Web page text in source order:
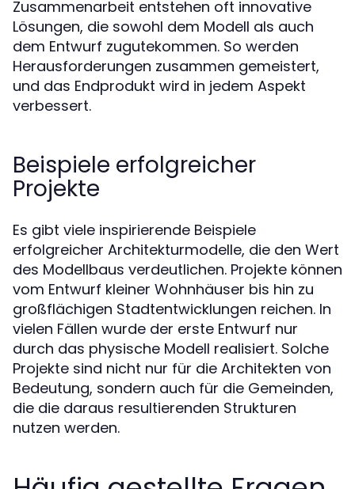
Zusammenarbeit entstehen oft innovative
Lösungen, die sowohl dem Modell als auch
dem Entwurf zugutekommen. So werden
Herausforderungen zusammen gemeistert,
und das Endprodukt wird in jedem Aspekt
verbessert.
Beispiele erfolgreicher
Projekte
Es gibt viele inspirierende Beispiele
erfolgreicher Architekturmodelle, die den Wert
des Modellbaus verdeutlichen. Projekte können
vom Entwurf kleiner Wohnhäuser bis hin zu
großflächigen Stadtentwicklungen reichen. In
vielen Fällen wurde der erste Entwurf nur
durch das physische Modell realisiert. Solche
Projekte sind nicht nur für die Architekten von
Bedeutung, sondern auch für die Gemeinden,
die die daraus resultierenden Strukturen
nutzen werden.